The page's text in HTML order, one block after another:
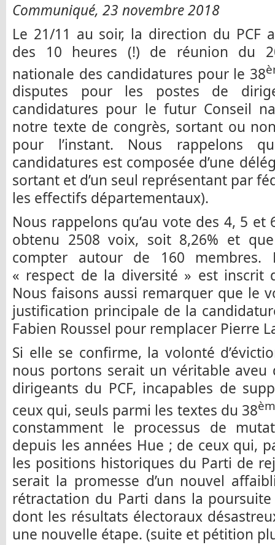
Communiqué, 23 novembre 2018
Le 21/11 au soir, la direction du PCF
des 10 heures (!) de réunion du
nationale des candidatures pour le 38
disputes pour les postes de
candidatures pour le futur Conseil
notre texte de congrès, sortant ou
pour l’instant. Nous rappelons
candidatures est composée d’une
sortant et d’un seul représentant par
les effectifs départementaux).
Nous rappelons qu’au vote des 4, 5
obtenu 2508 voix, soit 8,26% et
compter autour de 160 membres.
« respect de la diversité » est inscrit
Nous faisons aussi remarquer que le
justification principale de la
Fabien Roussel pour remplacer Pierre
Si elle se confirme, la volonté
nous portons serait un véritable aveu
dirigeants du PCF, incapables de
ceux qui, seuls parmi les textes du 38
constamment le processus de
depuis les années Hue ; de ceux qui,
les positions historiques du Parti de
serait la promesse d’un nouvel
rétractation du Parti dans la
dont les résultats électoraux
une nouvelle étape. (suite et pétition